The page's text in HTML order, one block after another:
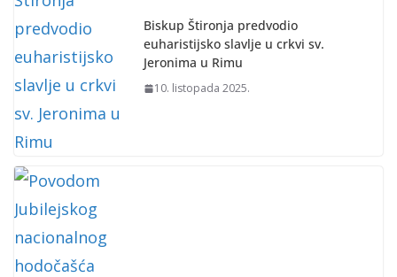
Biskup Štironja predvodio
euharistijsko slavlje u crkvi sv.
Jeronima u Rimu
10. listopada 2025.